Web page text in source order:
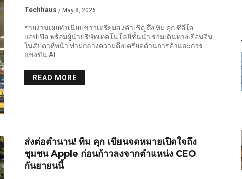
Techhaus / May 8, 2026
รายงานเผยทำเนียบขาวเตรียมส่งคำเชิญถึง ทิม คุก ซีอีโอ
แอปเปิล พร้อมผู้นำบริษัทเทคโนโลยีชั้นนำ ร่วมเดินทางเยือนจีน
ในสัปดาห์หน้า ท่ามกลางความตึงเครียดด้านการค้าและการ
แข่งขัน AI
READ MORE
ส่งต่อตำนาน! ทิม คุก เขียนจดหมายเปิดใจถึง
ชุมชน Apple ก่อนก้าวลงจากตำแหน่ง CEO
กันยายนนี้